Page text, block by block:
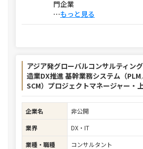
門企業
⋯もっと見る
アジア発グローバルコンサルティン
造業DX推進 基幹業務システム（PLM
SCM）プロジェクトマネージャー・
企業名
非公開
業界
DX・IT
業種・職種
コンサルタント